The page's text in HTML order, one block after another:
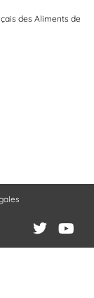
des Aliments de